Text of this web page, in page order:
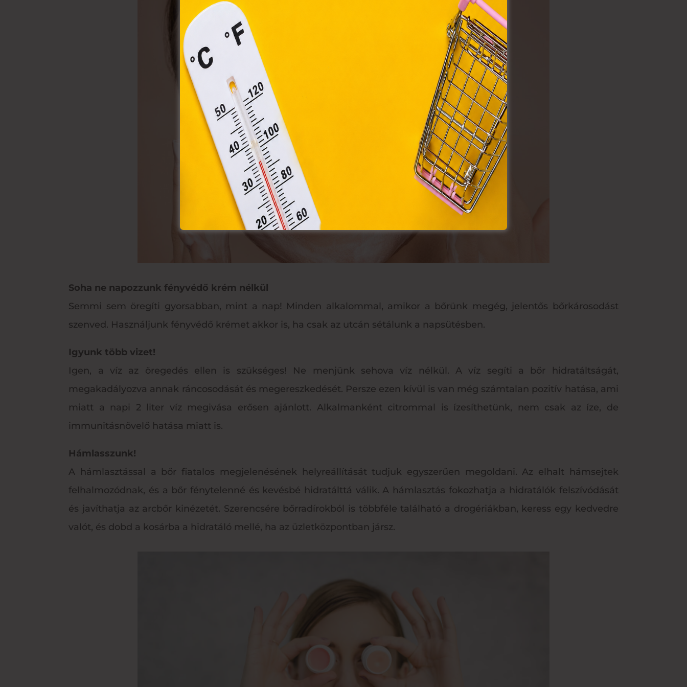
Soha ne napozzunk fényvédő krém nélkül
Semmi sem öregíti gyorsabban, mint a nap! Minden alkalommal, amikor a bőrünk megég, jelentős bőrkárosodást
szenved. Használjunk fényvédő krémet akkor is, ha csak az utcán sétálunk a napsütésben.
Igyunk több vizet!
Igen, a víz az öregedés ellen is szükséges! Ne menjünk sehova víz nélkül. A víz segíti a bőr hidratáltságát,
megakadályozva annak ráncosodását és megereszkedését. Persze ezen kívül is van még számtalan pozitív hatása, ami
miatt a napi 2 liter víz megivása erősen ajánlott. Alkalmanként citrommal is ízesíthetünk, nem csak az íze, de
immunitásnövelő hatása miatt is.
Hámlasszunk!
A hámlasztással a bőr fiatalos megjelenésének helyreállítását tudjuk egyszerűen megoldani. Az elhalt hámsejtek
felhalmozódnak, és a bőr fénytelenné és kevésbé hidratálttá válik. A hámlasztás fokozhatja a hidratálók felszívódását
és javíthatja az arcbőr kinézetét. Szerencsére bőrradírokból is többféle található a drogériákban, keress egy kedvedre
valót, és dobd a kosárba a hidratáló mellé, ha az üzletközpontban jársz.
törvény, valamint az Európai Unió előírásainak megfelelően használjuk. Azon
weblapoknak, melyek az Európai Unió országain belül működnek, a „sütik"
használatához, és ezeknek a felhasználó számítógépén vagy egyéb
eszközén történő tárolásához a felhasználók hozzájárulását kell kérniük.
Módosítom a beállításokat